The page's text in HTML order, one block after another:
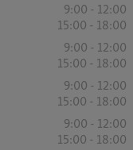
9:00 - 12:00
15:00 - 18:00
9:00 - 12:00
15:00 - 18:00
9:00 - 12:00
15:00 - 18:00
9:00 - 12:00
15:00 - 18:00